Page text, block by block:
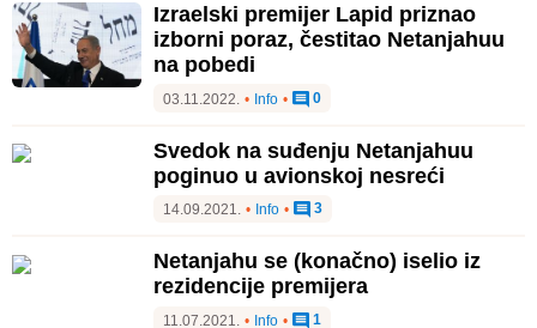
Izraelski premijer Lapid priznao
izborni poraz, čestitao Netanjahuu
na pobedi
03.11.2022. • Info • 0
Svedok na suđenju Netanjahuu
poginuo u avionskoj nesreći
14.09.2021. • Info • 3
Netanjahu se (konačno) iselio iz
rezidencije premijera
11.07.2021. • Info • 1